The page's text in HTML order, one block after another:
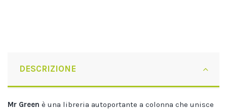
DESCRIZIONE
Mr Green è una libreria autoportante a colonna che unisce